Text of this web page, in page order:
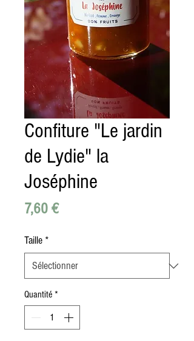
Confiture "Le jardin
de Lydie" la
Joséphine
7,60 €Prix
Taille *
Quantité *